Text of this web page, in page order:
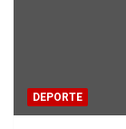
DEPORTE